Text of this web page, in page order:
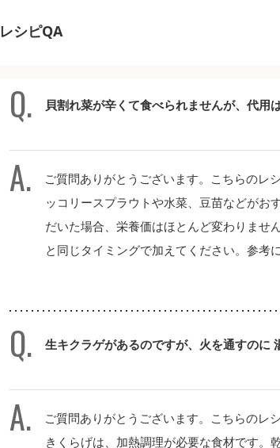
レシピQA
貝割れ菜が辛くて食べられませんが、代用
ご質問ありがとうございます。こちらのレ
ッコリースプラウトや水菜、豆苗などがお
だいた場合、栄養価はほとんど変わりませ
と同じタイミングで加えてください。参考
生キクラゲがあるのですが、火を通すのに
ご質問ありがとうございます。こちらのレ
きくらげは、加熱調理が必要な食材です。